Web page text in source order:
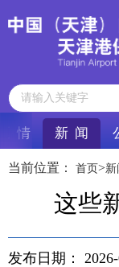
情 新 闻
当前位置： 首页>新
这些
发布日期：